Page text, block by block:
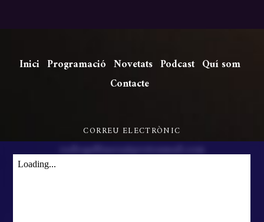
CORREU ELECTRÒNIC
radiogallinera@protonmail.com
Inici Programació Novetats Podcast Quí som
Contacte